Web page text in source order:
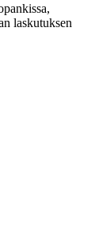
laskutuksen